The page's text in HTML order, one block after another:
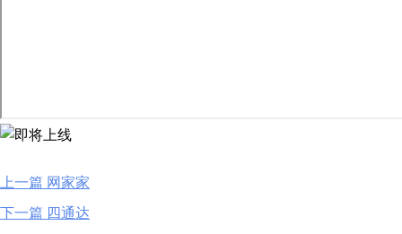
上一篇 网家家
下一篇 四通达